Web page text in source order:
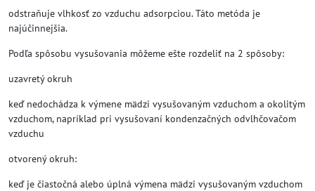
odstraňuje vlhkosť zo vzduchu adsorpciou. Táto metóda je
najúčinnejšia.
Podľa spôsobu vysušovania môžeme ešte rozdeliť na 2 spôsoby:
uzavretý okruh
keď nedochádza k výmene mädzi vysušovaným vzduchom a okolitým
vzduchom, napríklad pri vysušovaní kondenzačných odvlhčovačom
vzduchu
otvorený okruh:
keď je čiastočná alebo úplná výmena mädzi vysušovaným vzduchom